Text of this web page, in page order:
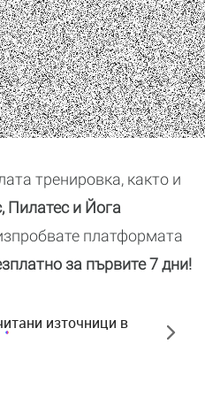
тренировка, както и
Пилатес и Йога
платформата
за първите 7 дни!
източници в